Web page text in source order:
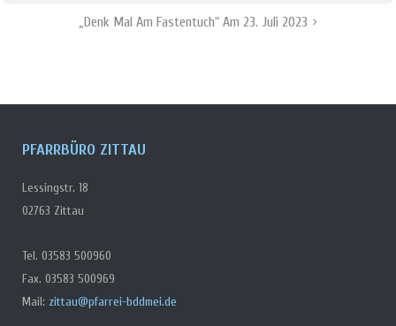
„Denk Mal Am Fastentuch“ Am 23. Juli 2023
PFARRBÜRO ZITTAU
Lessingstr. 18
02763 Zittau
Tel. 03583 500960
Fax. 03583 500969
Mail: zittau@pfarrei-bddmei.de